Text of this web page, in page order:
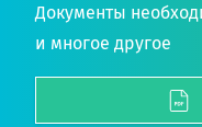
Документы
и многое другое